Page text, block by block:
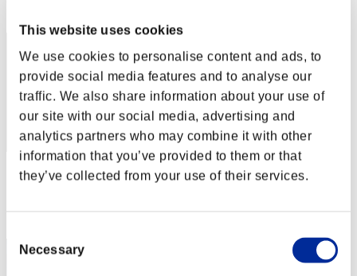
This website uses cookies
We use cookies to personalise content and ads, to
provide social media features and to analyse our
traffic. We also share information about your use of
our site with our social media, advertising and
analytics partners who may combine it with other
information that you’ve provided to them or that
they’ve collected from your use of their services.
Selection
Necessary
スコア: -